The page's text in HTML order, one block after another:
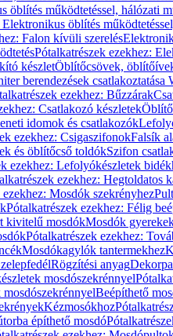
öblítés működtetéssel, hálózati
öblítés
Falon kívüli szerelés
Pótalkatrészek ezekhez:
készletÖblítőcsövek,
berendezések
ezekhez: Bűzzárak
Csatlakozó készletek
idomok és csatlakozók
ezekhez: CsigaszifonokFalsík
és öblítőcső toldókSzifon
ezekhez: Lefolyókészletek
ezekhez: Hegtoldatos
ezekhez: Mosdók szekrényhez
Pótalkatrészek ezekhez: Félig
kivitelű mosdókMosdók
Pótalkatrészek ezekhez:
Mosdókagylók tantermekhez
Rögzítési anyag
mosdószekrénnyel
Beépíthető
Kézmosókhoz
építhető mosdó